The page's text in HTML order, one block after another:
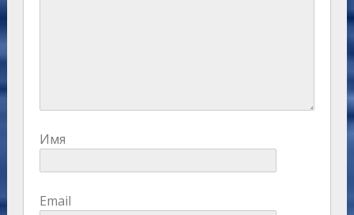
Имя
Email